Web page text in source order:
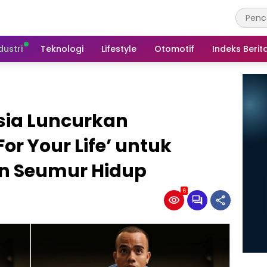
Teknologi Lifestyle Otomotif Indeks
Luncurkan
Your Life’ untuk
Seumur Hidup
6